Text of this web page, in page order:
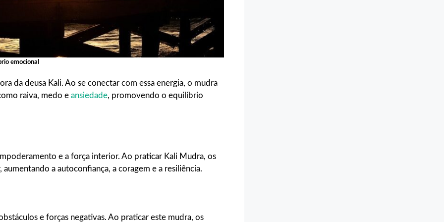
emocional
da deusa Kali. Ao se conectar com essa energia, o mudra
raiva, medo e ansiedade, promovendo o equilíbrio
e a força interior. Ao praticar Kali Mudra, os
a autoconfiança, a coragem e a resiliência.
e forças negativas. Ao praticar este mudra, os